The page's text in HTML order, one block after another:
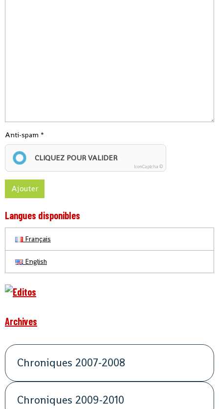
Anti-spam
CLIQUEZ POUR VALIDER
IconCaptcha ©
Ajouter
Langues disponibles
Français
English
Archives
Chroniques 2007-2008
Chroniques 2009-2010